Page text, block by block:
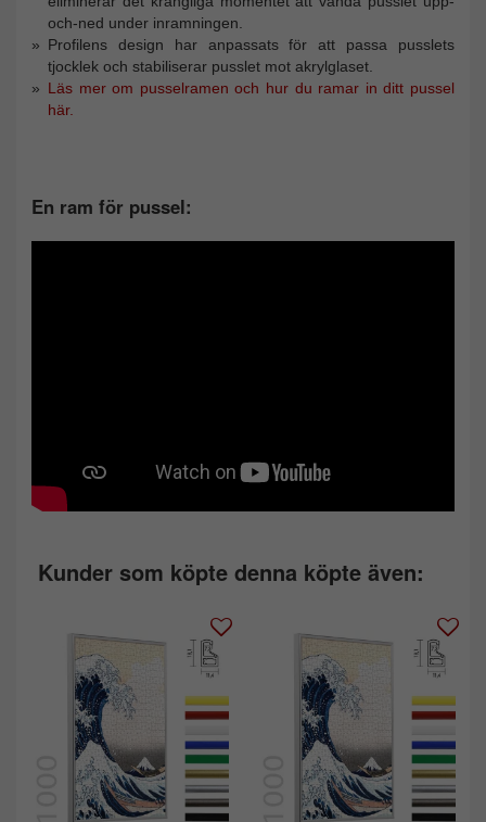
och-ned under inramningen.
Profilens design har anpassats för att passa pusslets
tjocklek och stabiliserar pusslet mot akrylglaset.
Läs mer om pusselramen och hur du ramar in ditt pussel
här.
En ram för pussel:
Kunder som köpte denna köpte även: